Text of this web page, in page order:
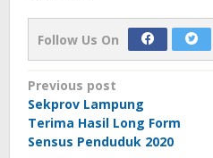
Follow Us On
Post
navigation
Previous post
Sekprov Lampung
Terima Hasil Long Form
Sensus Penduduk 2020